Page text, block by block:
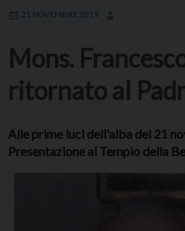
21 NOVEMBRE 2019
Mons.
ritornato al
Alle prime luci dell'alba del 21
Presentazione al Tempio della